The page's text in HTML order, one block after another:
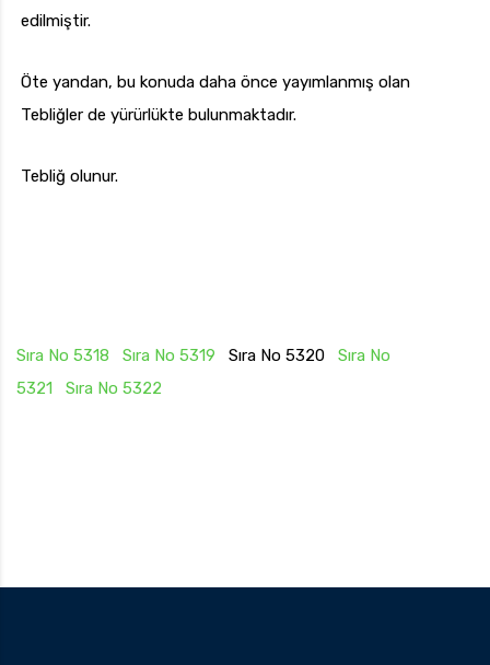
edilmiştir.
Öte yandan, bu konuda daha önce yayımlanmış olan
Tebliğler de yürürlükte bulunmaktadır.
Tebliğ olunur.
Sıra No 5318 Sıra No 5319 Sıra No 5320 Sıra No
5321
Sıra No 5322